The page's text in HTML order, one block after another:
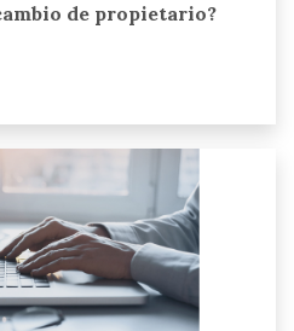
de propietario?